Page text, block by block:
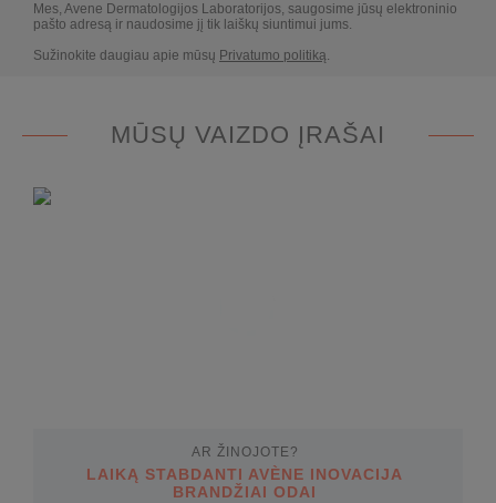
Mes, Avene Dermatologijos Laboratorijos, saugosime jūsų elektroninio
pašto adresą ir naudosime jį tik laiškų siuntimui jums.
Sužinokite daugiau apie mūsų Privatumo politiką.
MŪSŲ VAIZDO ĮRAŠAI
AR ŽINOJOTE?
LAIKĄ STABDANTI AVÈNE INOVACIJA
BRANDŽIAI ODAI